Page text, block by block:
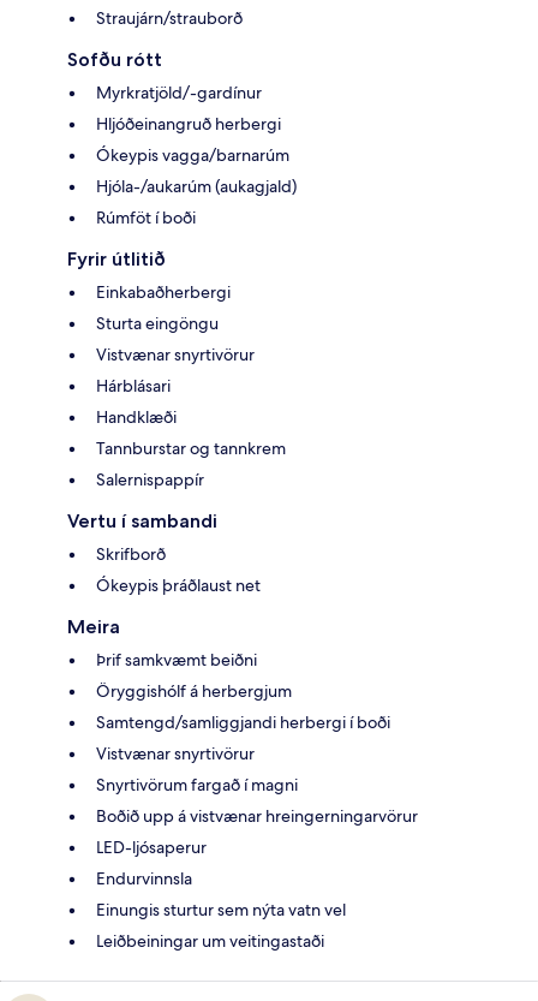
Straujárn/strauborð
Sofðu rótt
Myrkratjöld/-gardínur
Hljóðeinangruð herbergi
Ókeypis vagga/barnarúm
Hjóla-/aukarúm (aukagjald)
Rúmföt í boði
Fyrir útlitið
Einkabaðherbergi
Sturta eingöngu
Vistvænar snyrtivörur
Hárblásari
Handklæði
Tannburstar og tannkrem
Salernispappír
Vertu í sambandi
Skrifborð
Ókeypis þráðlaust net
Meira
Þrif samkvæmt beiðni
Öryggishólf á herbergjum
Samtengd/samliggjandi herbergi í boði
Vistvænar snyrtivörur
Snyrtivörum fargað í magni
Boðið upp á vistvænar hreingerningarvörur
LED-ljósaperur
Endurvinnsla
Einungis sturtur sem nýta vatn vel
Leiðbeiningar um veitingastaði